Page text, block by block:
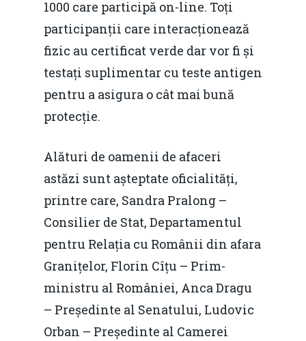
1000 care participă on-line. Toți
participanții care interacționează
fizic au certificat verde dar vor fi și
testați suplimentar cu teste antigen
pentru a asigura o cât mai bună
protecție.
Alături de oamenii de afaceri
astăzi sunt așteptate oficialități,
printre care, Sandra Pralong –
Consilier de Stat, Departamentul
pentru Relația cu Românii din afara
Granițelor, Florin Cîțu – Prim-
ministru al României, Anca Dragu
– Președinte al Senatului, Ludovic
Orban – Președinte al Camerei